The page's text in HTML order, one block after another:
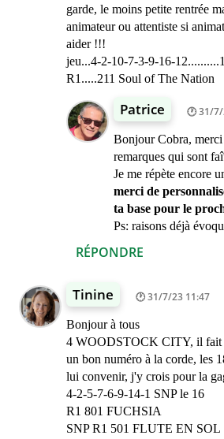
garde, le moins petite rentrée
animateur ou attentiste si
aider !!!
jeu...4-2-10-7-3-9-16-
R1.....211 Soul of The Nation
RÉPONDRE
Patrice 31/7/
Bonjour Cobra,
remarques qui sont
Je me répète encore
merci de
ta base pour le
Ps: raisons déjà
Tinine 31/7/23 11:47
Bonjour à tous
4 WOODSTOCK CITY, il fait
un bon numéro à la corde, les
lui convenir, j'y crois pour la
4-2-5-7-6-9-14-1 SNP le 16
R1 801 FUCHSIA
SNP R1 501 FLUTE EN SOL